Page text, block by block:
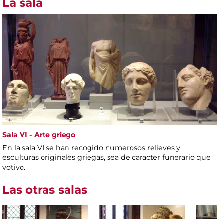
La sala
Sala VI - Arte griego
En la sala VI se han recogido numerosos relieves y
esculturas originales griegas, sea de caracter funerario que
votivo.
Las otras salas